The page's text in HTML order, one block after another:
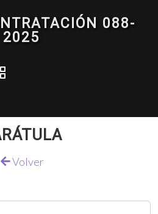
088-
2025
Volver